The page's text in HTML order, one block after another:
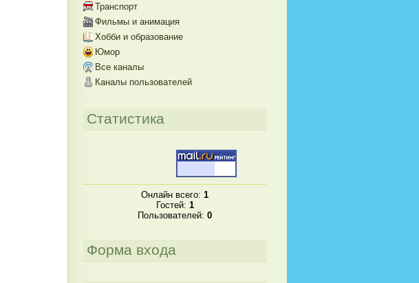
Транспорт
Фильмы и анимация
Хобби и образование
Юмор
Все каналы
Каналы пользователей
Статистика
Онлайн всего: 1
Гостей: 1
Пользователей: 0
Форма входа